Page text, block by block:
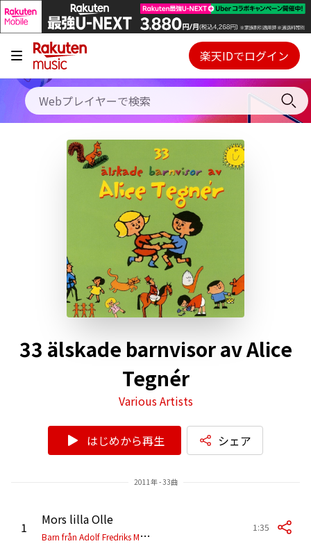
キャンペーン
料金プラン
使い方
初回30日間無料お試し
Webプレイヤー
ご契約内容の確認・変更
楽天IDでログイン
33 älskade barnvisor av Alice
Tegnér
Various Artists
はじめから再生 シェア
2011年 - 33曲
1
Mors lilla Olle
B
arn från Adolf Fredriks Musikskola
1:35